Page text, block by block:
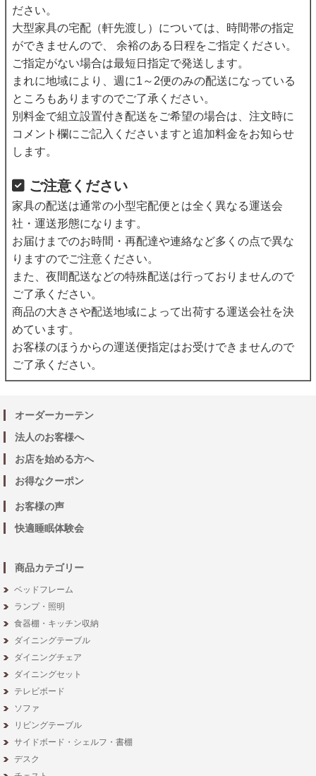
ださい。
大型家具の宅配（軒先渡し）については、時間帯の指定
ができませんので、 余裕のある日程をご指定ください。
ご指定がない場合は最短日指定で発送します。
まれに地域により、週に1～2便のみの配送になっている
ところもありますのでご了承ください。
別料金で組立設置付き配送をご希望の場合は、注文時に
コメント欄にご記入くださいますと追加料金をお知らせ
します。
ご注意ください
家具の配送は通常の小型宅配便とは全く異なる運送会
社・運送形態になります。
お届けまでのお時間・再配達や連絡など多くの点で異な
りますのでご注意ください。
また、夜間配送などの特殊配送は行っておりませんので
ご了承ください。
商品の大きさや配送地域によって出荷する運送会社を決
めています。
お客様のほうからの運送便指定はお受けできませんので
ご了承ください。
オーダーカーテン
法人のお客様へ
お店を始める方へ
お得なクーポン
お客様の声
快適睡眠体験会
商品カテゴリー
ベッドフレーム
ランプ・照明
食器棚・キッチン収納
ダイニングテーブル
ダイニングチェア
ダイニングセット
テレビボード
ソファ
リビングテーブル
サイドボード・シェルフ・書棚
デスク